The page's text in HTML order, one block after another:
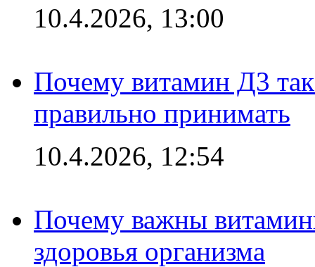
10.4.2026, 13:00
Почему витамин Д3 так
правильно принимать
10.4.2026, 12:54
Почему важны
здоровья организма